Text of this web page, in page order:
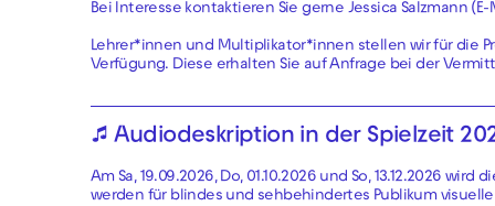
Bei Interesse kontaktieren Sie gerne Jessica Salzmann (E-
Lehrer*innen und Multiplikator*innen stellen wir für die
Verfügung. Diese erhalten Sie auf Anfrage bei der
🎵 Audiodeskription in der Spielzeit
Am Sa, 19.09.2026, Do, 01.10.2026 und So, 13.12.2026
werden für blindes und sehbehindertes Publikum